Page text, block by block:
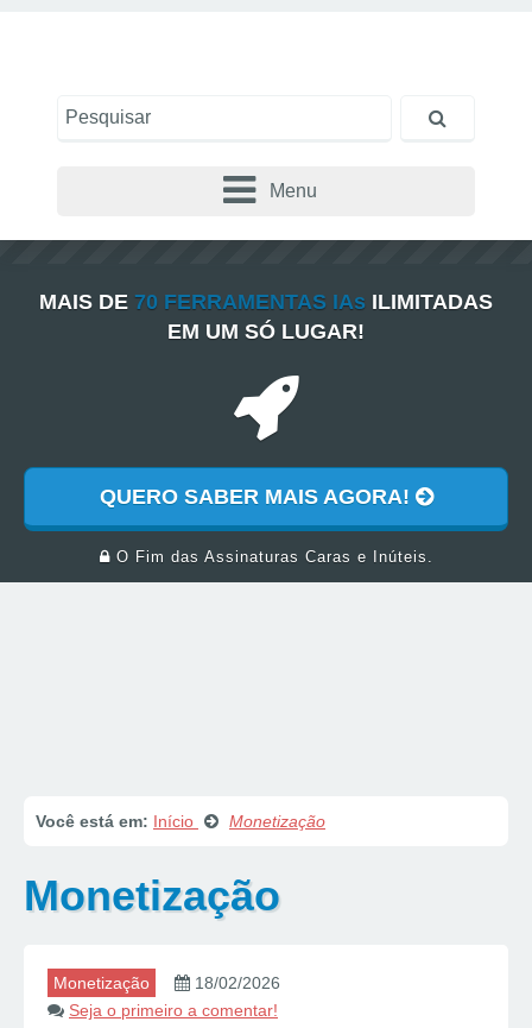
Menu
MAIS DE 70 FERRAMENTAS IAs ILIMITADAS
EM UM SÓ LUGAR!
QUERO SABER MAIS AGORA!
O Fim das Assinaturas Caras e Inúteis.
Você está em: Início Monetização
Monetização
Monetização
18/02/2026
Seja o primeiro a comentar!